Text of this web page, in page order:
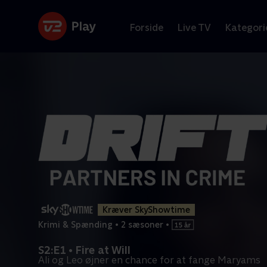
Forside Live TV
Kræver SkyShowtime
Krimi & Spænding • 2 sæsoner •
S2:E1 • Fire at Will
Ali og Leo øjner en chance for at fange Maryams